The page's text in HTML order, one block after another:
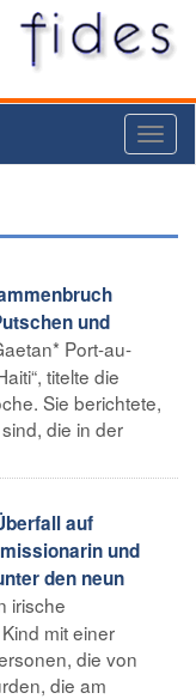
und
Port-au-
titelte die
Sie berichtete,
die in der
auf
und
den neun
irische
mit einer
die von
die am